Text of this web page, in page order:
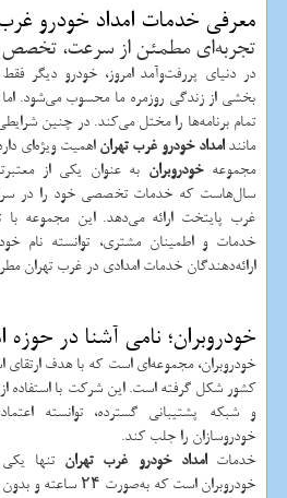
معرفی خدمات امداد خودرو
تجربه‌ای مطمئن از سرعت،
در دنیای پررفت‌و‌آمد امروز، خودرو دیگر
بخشی از زندگی روزمره ما محسوب می‌شود. اما
تمام برنامه‌ها را مختل می‌کند. در چنین
مانندامداد خودرو غرب تهراناهمیت ویژه‌ای
مجموعهخودروبران به عنوان یکی از
سال‌هاست که خدمات تخصصی خود را در
غرب پایتخت ارائه می‌دهد. این مجموعه
خدمات و اطمینان مشتری، توانسته نام
ارائه‌دهندگان خدمات امدادی در غرب تهران
خودروبران؛ نامی آشنا در حوزه
خودروبران، مجموعه‌ای است که با هدف ارتقای
کشور شکل گرفته است. این شرکت با استفاده
و شبکه پشتیبانی گسترده، توانسته
خودروسازان را جلب کند.
خدماتامداد خودرو غرب تهران تنها
خودروبران است که به‌صورت ۲۴ ساعته و بدون تعطیلی فعال می‌باشد.